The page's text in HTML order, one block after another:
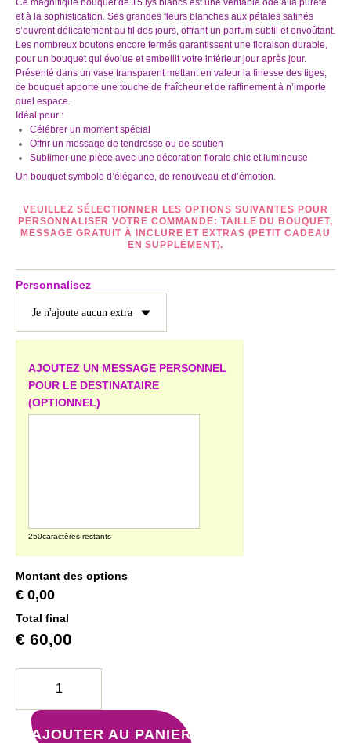
Ce magnifique bouquet de 15 lys blancs est une véritable ode à la pureté
et à la sophistication. Ses grandes fleurs blanches aux pétales satinés
s’ouvrent délicatement au fil des jours, offrant un parfum subtil et envoûtant.
Les nombreux boutons encore fermés garantissent une floraison durable,
pour un bouquet qui évolue et embellit votre intérieur jour après jour.
Présenté dans un vase transparent mettant en valeur la finesse des tiges,
ce bouquet apporte une touche de fraîcheur et de raffinement à n’importe
quel espace.
Idéal pour :
Célébrer un moment spécial
Offrir un message de tendresse ou de soutien
Sublimer une pièce avec une décoration florale chic et lumineuse
Un bouquet symbole d’élégance, de renouveau et d’émotion.
VEUILLEZ SÉLECTIONNER LES OPTIONS SUIVANTES POUR
PERSONNALISER VOTRE COMMANDE: TAILLE DU BOUQUET,
MESSAGE GRATUIT À INCLURE ET EXTRAS (PETIT CADEAU
EN SUPPLÉMENT).
Personnalisez
AJOUTEZ UN MESSAGE PERSONNEL
POUR LE DESTINATAIRE
(OPTIONNEL)
250caractères restants
Montant des options
€ 0,00
Total final
€ 60,00
AJOUTER AU PANIER